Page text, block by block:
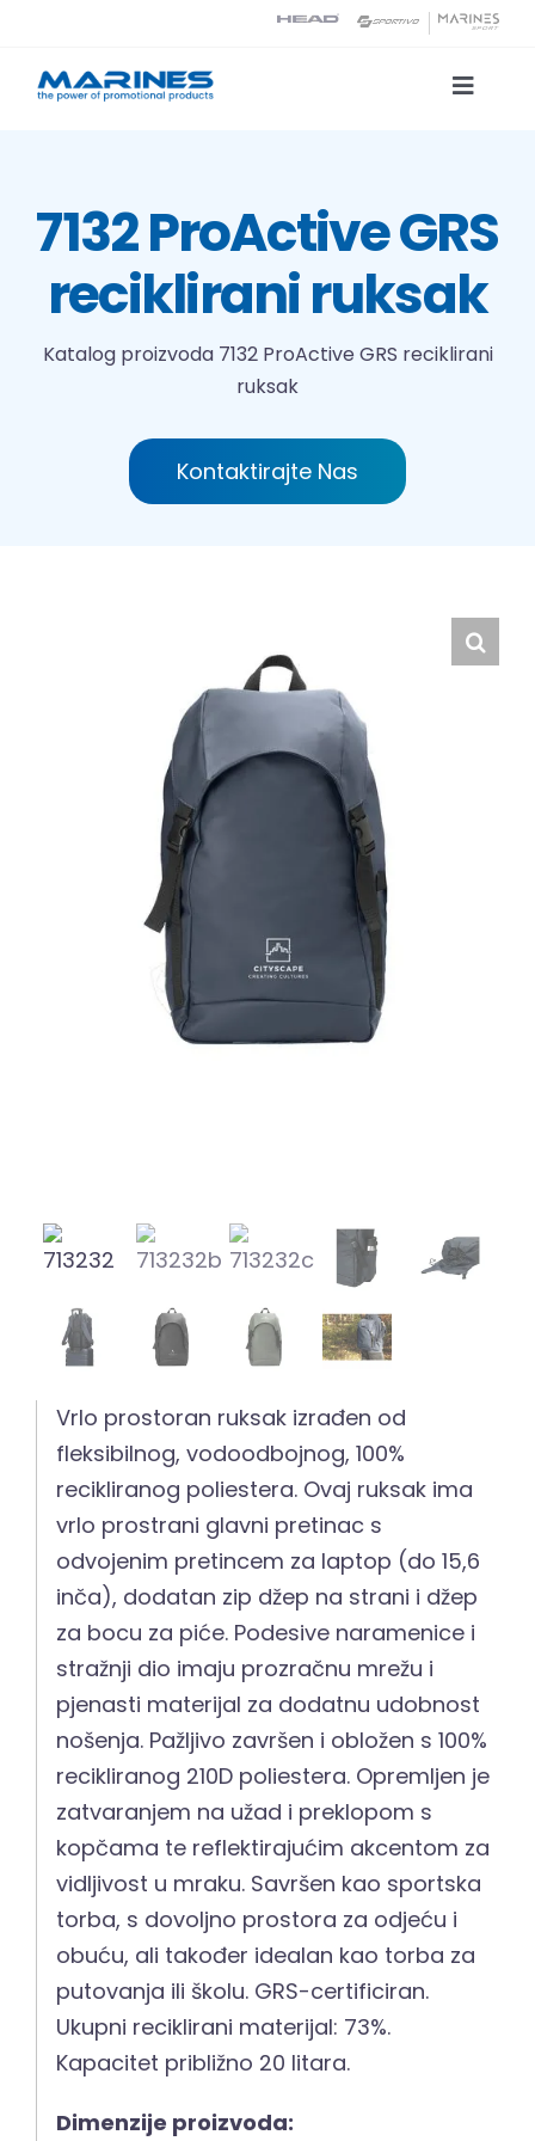
content
Toggle
Tehnologije tiska
O nama
7132 ProActive GRS
reciklirani ruksak
Katalog proizvoda 7132 ProActive GRS reciklirani
ruksak
Kontaktirajte Nas
Vrlo prostoran ruksak izrađen od
fleksibilnog, vodoodbojnog, 100%
recikliranog poliestera. Ovaj ruksak ima
vrlo prostrani glavni pretinac s
odvojenim pretincem za laptop (do 15,6
inča), dodatan zip džep na strani i džep
za bocu za piće. Podesive naramenice i
stražnji dio imaju prozračnu mrežu i
pjenasti materijal za dodatnu udobnost
nošenja. Pažljivo završen i obložen s 100%
recikliranog 210D poliestera. Opremljen je
zatvaranjem na užad i preklopom s
kopčama te reflektirajućim akcentom za
vidljivost u mraku. Savršen kao sportska
torba, s dovoljno prostora za odjeću i
obuću, ali također idealan kao torba za
putovanja ili školu. GRS-certificiran.
Ukupni reciklirani materijal: 73%.
Kapacitet približno 20 litara.
Dimenzije proizvoda: